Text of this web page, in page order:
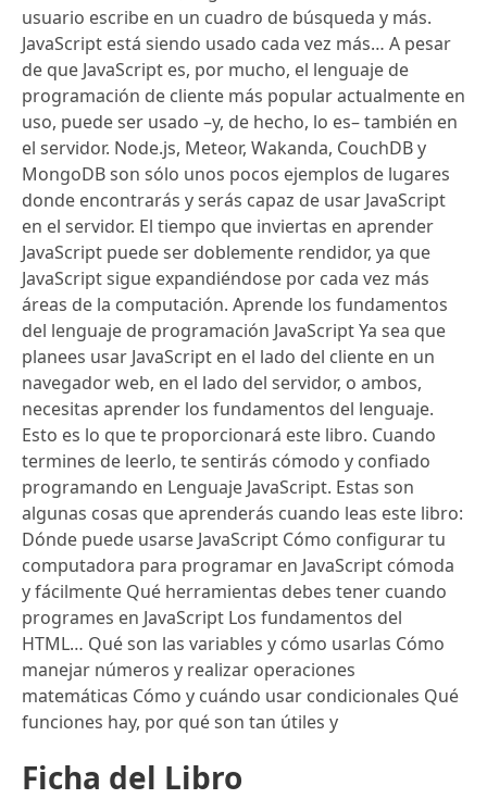
usuario escribe en un cuadro de búsqueda y más.
JavaScript está siendo usado cada vez más… A pesar
de que JavaScript es, por mucho, el lenguaje de
programación de cliente más popular actualmente en
uso, puede ser usado –y, de hecho, lo es– también en
el servidor. Node.js, Meteor, Wakanda, CouchDB y
MongoDB son sólo unos pocos ejemplos de lugares
donde encontrarás y serás capaz de usar JavaScript
en el servidor. El tiempo que inviertas en aprender
JavaScript puede ser doblemente rendidor, ya que
JavaScript sigue expandiéndose por cada vez más
áreas de la computación. Aprende los fundamentos
del lenguaje de programación JavaScript Ya sea que
planees usar JavaScript en el lado del cliente en un
navegador web, en el lado del servidor, o ambos,
necesitas aprender los fundamentos del lenguaje.
Esto es lo que te proporcionará este libro. Cuando
termines de leerlo, te sentirás cómodo y confiado
programando en Lenguaje JavaScript. Estas son
algunas cosas que aprenderás cuando leas este libro:
Dónde puede usarse JavaScript Cómo configurar tu
computadora para programar en JavaScript cómoda
y fácilmente Qué herramientas debes tener cuando
programes en JavaScript Los fundamentos del
HTML… Qué son las variables y cómo usarlas Cómo
manejar números y realizar operaciones
matemáticas Cómo y cuándo usar condicionales Qué
funciones hay, por qué son tan útiles y
Ficha del Libro